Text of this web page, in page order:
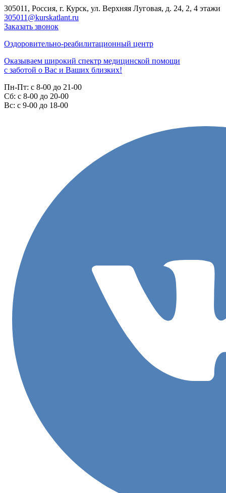
305011, Россия, г. Курск, ул. Верхняя Луговая, д. 24, 2, 4 этажи
305011@kurskatlant.ru
Заказать звонок
Оздоровительно-реабилитационный центр
Оказываем широкий спектр медицинской помощи
с заботой о Вас и Ваших близких!
Пн-Пт: с 8-00 до 21-00
Cб: с 8-00 до 20-00
Вс: с 9-00 до 18-00